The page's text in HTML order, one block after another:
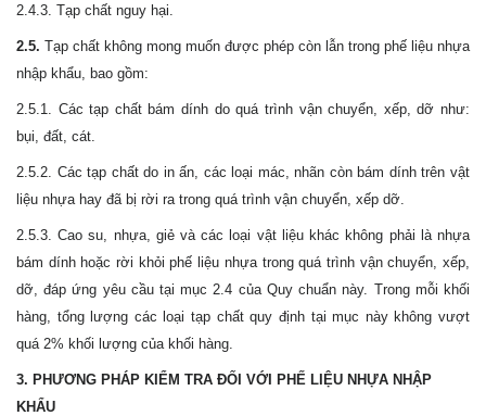
2.4.3. Tạp chất nguy hại.
2.5. Tạp chất không mong muốn được phép còn lẫn trong phế liệu nhựa
nhập khẩu, bao gồm:
2.5.1. Các tạp chất bám dính do quá trình vận chuyển, xếp, dỡ như:
bụi, đất, cát.
2.5.2. Các tạp chất do in ấn, các loại mác, nhãn còn bám dính trên vật
liệu nhựa hay đã bị rời ra trong quá trình vận chuyển, xếp dỡ.
2.5.3. Cao su, nhựa, giẻ và các loại vật liệu khác không phải là nhựa
bám dính hoặc rời khỏi phế liệu nhựa trong quá trình vận chuyển, xếp,
dỡ, đáp ứng yêu cầu tại mục 2.4 của Quy chuẩn này. Trong mỗi khối
hàng, tổng lượng các loại tạp chất quy định tại mục này không vượt
quá 2% khối lượng của khối hàng.
3. PHƯƠNG PHÁP KIỂM TRA ĐỐI VỚI PHẾ LIỆU NHỰA NHẬP
KHẨU